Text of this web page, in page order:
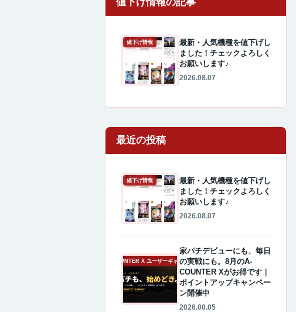
値下げ情報
最新・人気機種を値下げし
ました！チェックよろしく
お願いします♪
2026.08.07
最近の投稿
値下げ情報
最新・人気機種を値下げし
ました！チェックよろしく
お願いします♪
2026.08.07
A-COUNTER X ユーザーギャラリー
家パチデビューにも、毎日
の実戦にも。8月のA-
COUNTER Xがお得です｜
ポイントアップキャンペー
ン開催中
2026.08.05